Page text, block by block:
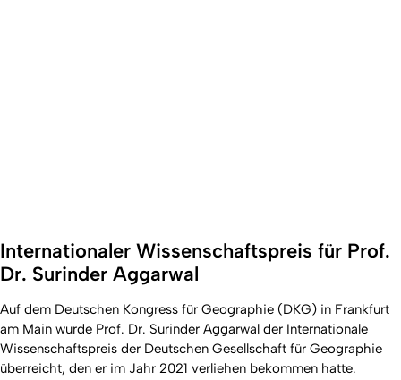
Internationaler Wissenschaftspreis für Prof.
Dr. Surinder Aggarwal
Auf dem Deutschen Kongress für Geographie (DKG) in Frankfurt
am Main wurde Prof. Dr. Surinder Aggarwal der Internationale
Wissenschaftspreis der Deutschen Gesellschaft für Geographie
überreicht, den er im Jahr 2021 verliehen bekommen hatte.